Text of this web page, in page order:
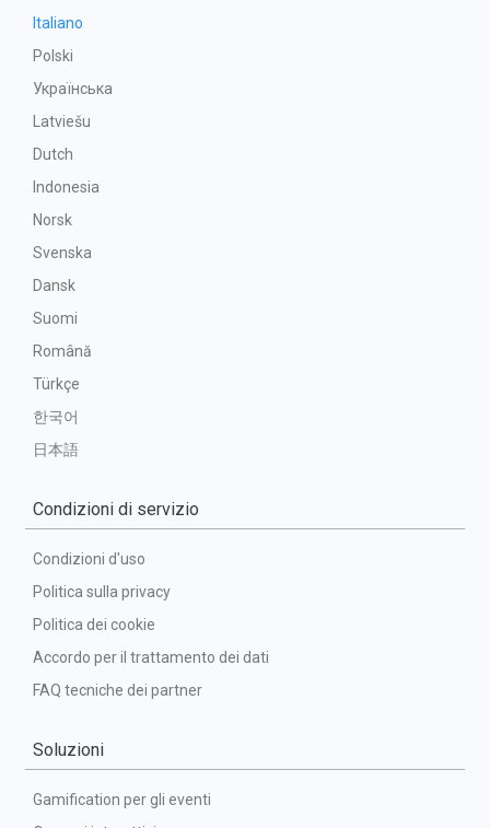
Italiano
Polski
Українська
Latviešu
Dutch
Indonesia
Norsk
Svenska
Dansk
Suomi
Română
Türkçe
한국어
日本語
Condizioni di servizio
Condizioni d'uso
Politica sulla privacy
Politica dei cookie
Accordo per il trattamento dei dati
FAQ tecniche dei partner
Soluzioni
Gamification per gli eventi